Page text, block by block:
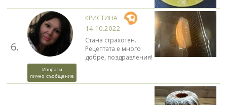
6.
Изпрати
лично съобщение
КРИСТИНА
14.10.2022
Стана страхотен.
Рецептата е много
добре, поздравления!